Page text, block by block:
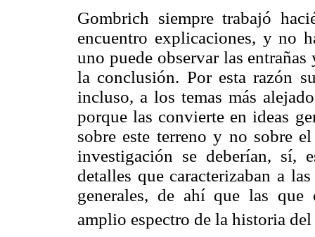
Gombrich siempre trabajó
encuentro explicaciones, y no
uno puede observar las
la conclusión. Por esta razón
incluso, a los temas más
porque las convierte en ideas
sobre este terreno y no sobre
investigación se deberían, sí,
detalles que caracterizaban a
generales, de ahí que las
amplio espectro de la historia